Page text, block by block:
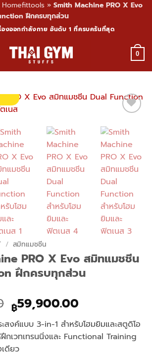
Homefittools » Smith Machine PRO X Evo
ฝึกครบทุกส่วน
องออกกำลังกาย อันดับ 1 ที่ครบครันที่สุด
0
/ สมิทแมชชีน
PRO X Evo สมิทแมชชีน
ฝึกครบทุกส่วน
Original
price
was:
฿119,800.00.
฿59,900.00
is:
฿59,900.00.
สงค์แบบ 3-in-1 สำหรับโฮมยิมและสตูดิโอ
กเวทเทรนนิ่งและ Functional Training
ดียว